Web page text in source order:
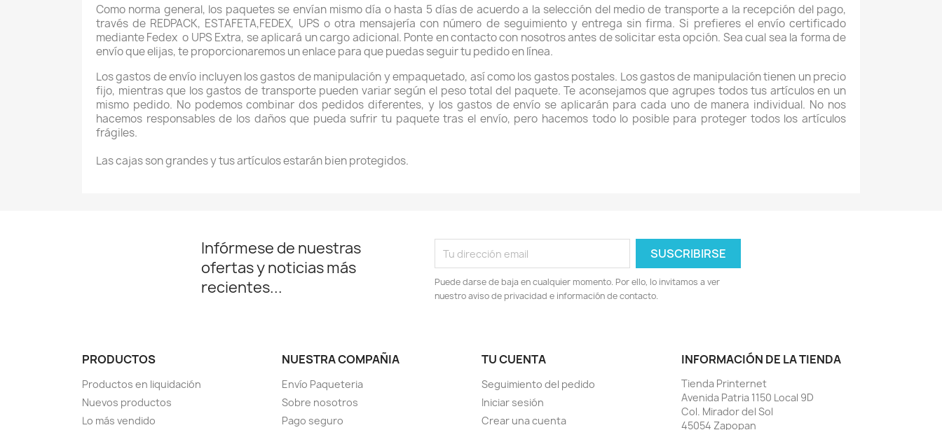
Como norma general, los paquetes se envían mismo día o hasta 5 días de acuerdo a la selección del medio de transporte a la recepción del pago,
través de REDPACK, ESTAFETA,FEDEX, UPS o otra mensajería con número de seguimiento y entrega sin firma. Si prefieres el envío certificado
mediante Fedex o UPS Extra, se aplicará un cargo adicional. Ponte en contacto con nosotros antes de solicitar esta opción. Sea cual sea la forma de
envío que elijas, te proporcionaremos un enlace para que puedas seguir tu pedido en línea.
Los gastos de envío incluyen los gastos de manipulación y empaquetado, así como los gastos postales. Los gastos de manipulación tienen un precio
fijo, mientras que los gastos de transporte pueden variar según el peso total del paquete. Te aconsejamos que agrupes todos tus artículos en un
mismo pedido. No podemos combinar dos pedidos diferentes, y los gastos de envío se aplicarán para cada uno de manera individual. No nos
hacemos responsables de los daños que pueda sufrir tu paquete tras el envío, pero hacemos todo lo posible para proteger todos los artículos
frágiles.
Las cajas son grandes y tus artículos estarán bien protegidos.
Infórmese de nuestras
ofertas y noticias más
recientes...
Puede darse de baja en cualquier momento. Por ello, lo invitamos a ver
nuestro aviso de privacidad e información de contacto.
PRODUCTOS
Productos en liquidación
Nuevos productos
Lo más vendido
NUESTRA COMPAÑIA
Envío Paqueteria
Sobre nosotros
Pago seguro
TU CUENTA
Seguimiento del pedido
Iniciar sesión
Crear una cuenta
INFORMACIÓN DE LA TIENDA
Tienda Printernet
Avenida Patria 1150 Local 9D
Col. Mirador del Sol
45054 Zapopan